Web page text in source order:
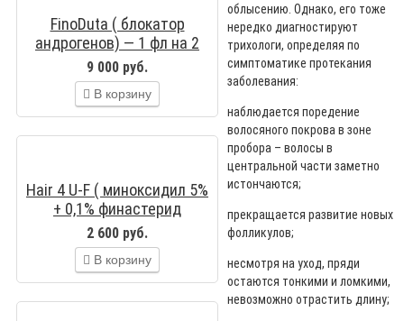
FinoDuta ( блокатор
андрогенов) — 1 фл на 2
месяца
9 000 руб.
В корзину
Hair 4 U-F ( миноксидил 5%
+ 0,1% финастерид
2 600 руб.
В корзину
облысению. Однако, его тоже
нередко диагностируют
трихологи, определяя по
симптоматике протекания
заболевания:
наблюдается поредение
волосяного покрова в зоне
пробора – волосы в
центральной части заметно
истончаются;
прекращается развитие новых
фолликулов;
несмотря на уход, пряди
остаются тонкими и ломкими,
невозможно отрастить длину;